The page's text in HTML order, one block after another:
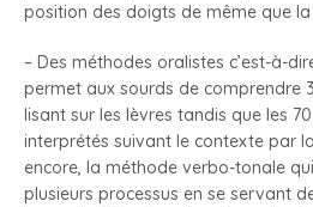
position des doigts de même que
– Des méthodes oralistes c’est-à-
permet aux sourds de comprendre
lisant sur les lèvres tandis que les
interprétés suivant le contexte par
encore, la méthode verbo-tonale
plusieurs processus en se servant